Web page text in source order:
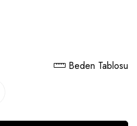
Beden Tablosu